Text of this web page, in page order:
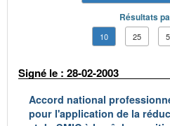
Résultats
10 25
Signé le : 28-02-2003
Accord national
pour l'application de la